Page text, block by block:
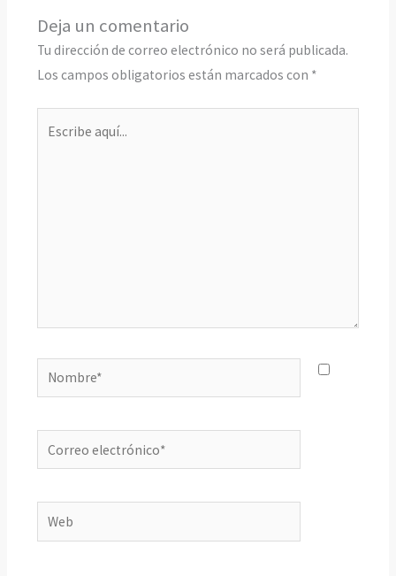
Deja un comentario
Tu dirección de correo electrónico no será publicada.
Los campos obligatorios están marcados con *
Nombre*
Correo
electrónico*
Web